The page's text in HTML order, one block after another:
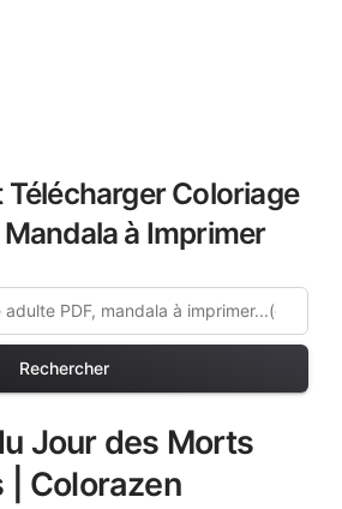
Télécharger Coloriage
à Imprimer
Rechercher
Jour des Morts
| Colorazen